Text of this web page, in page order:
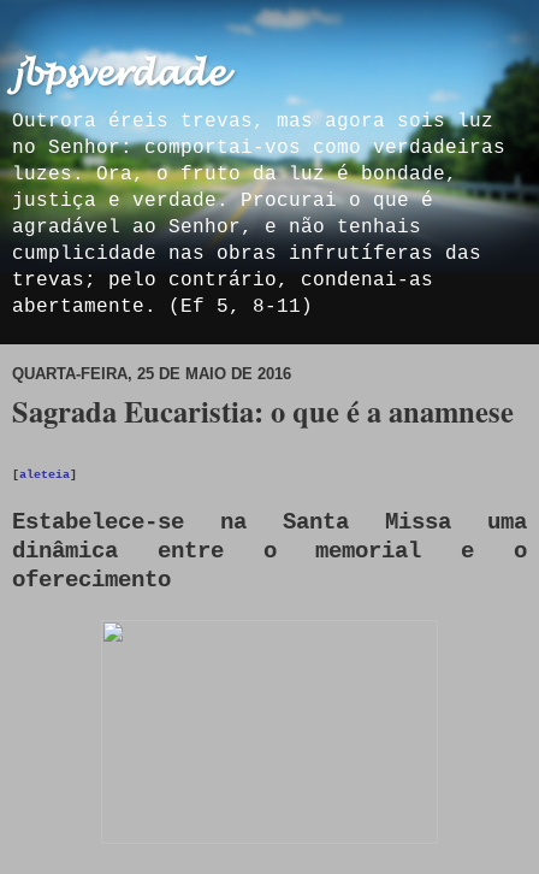
𝓳𝓫𝓹𝓼𝓿𝓮𝓻𝓭𝓪𝓭𝓮
Outrora éreis trevas, mas agora sois luz
no Senhor: comportai-vos como verdadeiras
luzes. Ora, o fruto da luz é bondade,
justiça e verdade. Procurai o que é
agradável ao Senhor, e não tenhais
cumplicidade nas obras infrutíferas das
trevas; pelo contrário, condenai-as
abertamente. (Ef 5, 8-11)
QUARTA-FEIRA, 25 DE MAIO DE 2016
Sagrada Eucaristia: o que é a anamnese
[aleteia]
Estabelece-se na Santa Missa uma
dinâmica entre o memorial e o
oferecimento